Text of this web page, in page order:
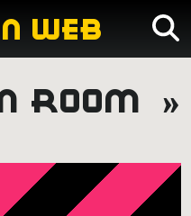
web
room »